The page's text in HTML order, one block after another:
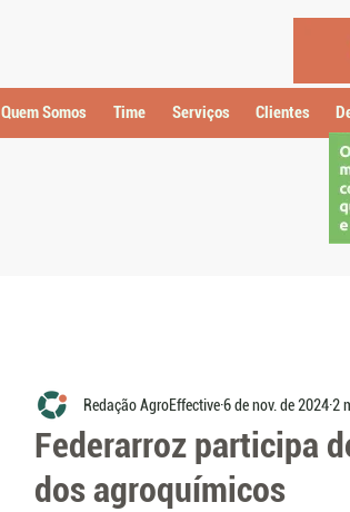
Quem Somos Time Serviços Clientes
Federarroz participa
dos agroquímicos
Redação AgroEffective6 de nov. de 20242